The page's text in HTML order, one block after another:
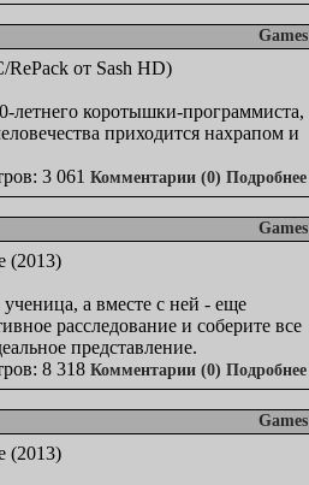
Games
летнего коротышки-программиста,
приходится нахрапом и
3 061 Комментарии (0) Подробнее
Games
а вместе с ней - еще
расследование и соберите все
представление.
8 318 Комментарии (0) Подробнее
Games